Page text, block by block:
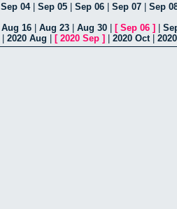
Sep 04| Sep 05 Sep 06 Sep 07
Sep
Aug 16 Aug 23 Aug 30 [ Sep 06 ]
2020 Aug [ 2020 Sep ] 2020 Oct